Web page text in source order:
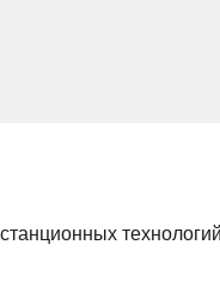
технологий